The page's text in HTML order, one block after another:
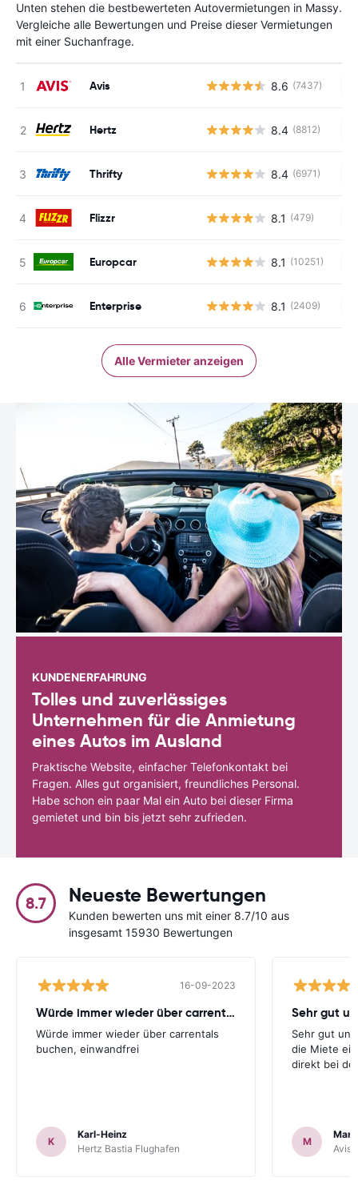
Unten stehen die bestbewerteten Autovermietungen in Massy.
Vergleiche alle Bewertungen und Preise dieser Vermietungen
mit einer Suchanfrage.
Avis 8.6 (7437)
Hertz 8.4 (8812)
Thrifty 8.4 (6971)
Flizzr 8.1 (479)
Europcar 8.1 (10251)
Enterprise 8.1 (2409)
Alle Vermieter anzeigen
KUNDENERFAHRUNG
Tolles und zuverlässiges
Unternehmen für die Anmietung
eines Autos im Ausland
Praktische Website, einfacher Telefonkontakt bei
Fragen. Alles gut organisiert, freundliches Personal.
Habe schon ein paar Mal ein Auto bei dieser Firma
gemietet und bin bis jetzt sehr zufrieden.
8.7 Neueste Bewertungen
Kunden bewerten uns mit einer 8.7/10 aus
insgesamt 15930 Bewertungen
16-09-2023
Würde immer wieder über carrentals
Würde immer wieder über carrentals
buchen, einwandfrei
K
Karl-Heinz
Hertz Bastia Flughafen
Sehr gut
die Miete
direkt bei
M
Avis